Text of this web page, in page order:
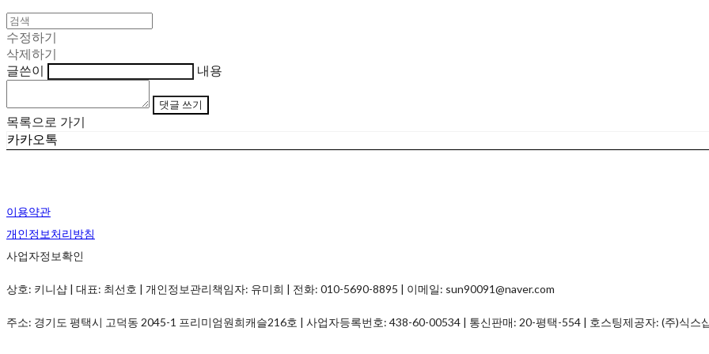
수정하기
삭제하기
글쓴이
내용
댓글 쓰기
목록으로 가기
카카오톡
이용약관
개인정보처리방침
사업자정보확인
상호: 키니샵 | 대표: 최선호 | 개인정보관리책임자: 유미희 | 전화: 010-5690-8895 | 이메일: sun90091@naver.com
주소: 경기도 평택시 고덕동 2045-1 프리미엄원희캐슬216호 | 사업자등록번호: 438-60-00534 | 통신판매: 20-평택-554 | 호스팅제공자: (주)식스